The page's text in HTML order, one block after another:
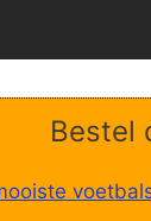
Bestel